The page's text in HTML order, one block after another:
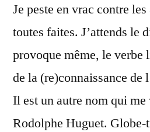
Je peste en vrac contre
toutes faites. J’attends le
provoque même, le
de la (re)connaissance de
Il est un autre nom qui
Rodolphe Huguet.